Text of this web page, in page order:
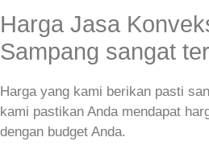
Harga Jasa
Sampang sangat
Harga yang kami berikan pasti
kami pastikan Anda mendapat
dengan budget Anda.